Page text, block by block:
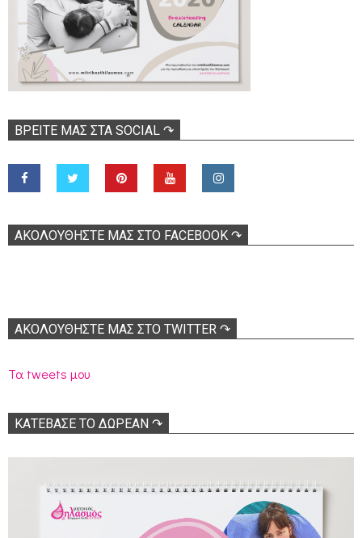
ΒΡΕΊΤΕ ΜΑΣ ΣΤΑ SOCIAL ↷
ΑΚΟΛOΥΘΉΣΤΕ ΜΑΣ ΣΤΟ FACEBOOK ↷
ΑΚΟΛΟΥΘΉΣΤΕ ΜΑΣ ΣΤΟ TWITTER ↷
Τα tweets μου
ΚΑΤΕΒΑΣΕ ΤΟ ΔΩΡΕΑΝ ↷